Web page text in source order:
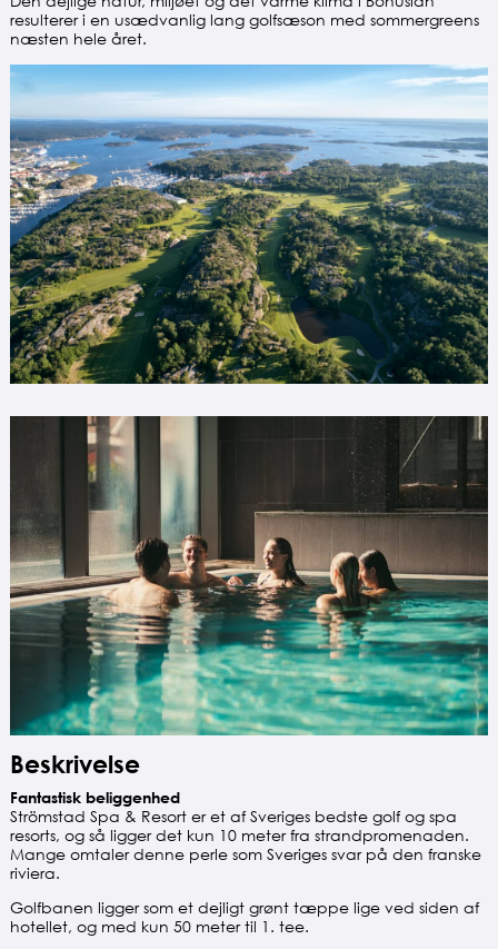
resulterer i en usædvanlig lang golfsæson med sommergreens
næsten hele året.
Beskrivelse
Fantastisk beliggenhed
Strömstad Spa & Resort er et af Sveriges bedste golf og spa
resorts, og så ligger det kun 10 meter fra strandpromenaden.
Mange omtaler denne perle som Sveriges svar på den franske
riviera.
Golfbanen ligger som et dejligt grønt tæppe lige ved siden af
hotellet, og med kun 50 meter til 1. tee.